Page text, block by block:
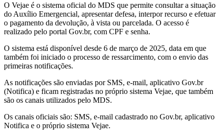
O Vejae é o sistema oficial do MDS que permite consultar a situação
do Auxílio Emergencial, apresentar defesa, interpor recurso e efetuar
o pagamento da devolução, à vista ou parcelada. O acesso é
realizado pelo portal Gov.br, com CPF e senha.
O sistema está disponível desde 6 de março de 2025, data em que
também foi iniciado o processo de ressarcimento, com o envio das
primeiras notificações.
As notificações são enviadas por SMS, e-mail, aplicativo Gov.br
(Notifica) e ficam registradas no próprio sistema Vejae, que também
são os canais utilizados pelo MDS.
Os canais oficiais são: SMS, e-mail cadastrado no Gov.br, aplicativo
Notifica e o próprio sistema Vejae.